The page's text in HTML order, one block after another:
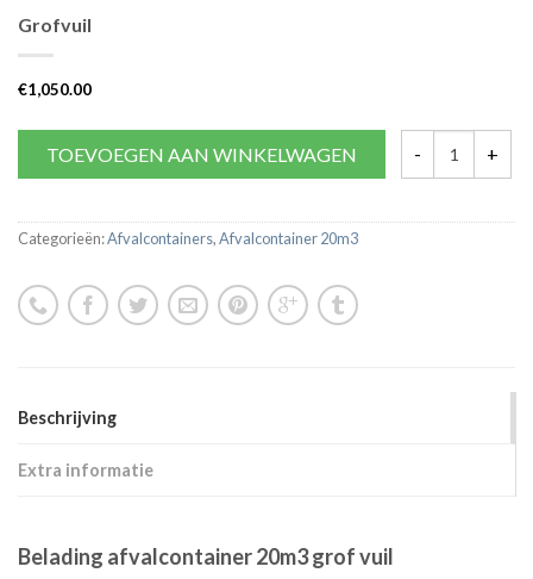
Grofvuil
€1,050.00
TOEVOEGEN AAN WINKELWAGEN
Categorieën:Afvalcontainers,Afvalcontainer 20m3
Beschrijving
Extra informatie
Belading afvalcontainer 20m3 grof vuil